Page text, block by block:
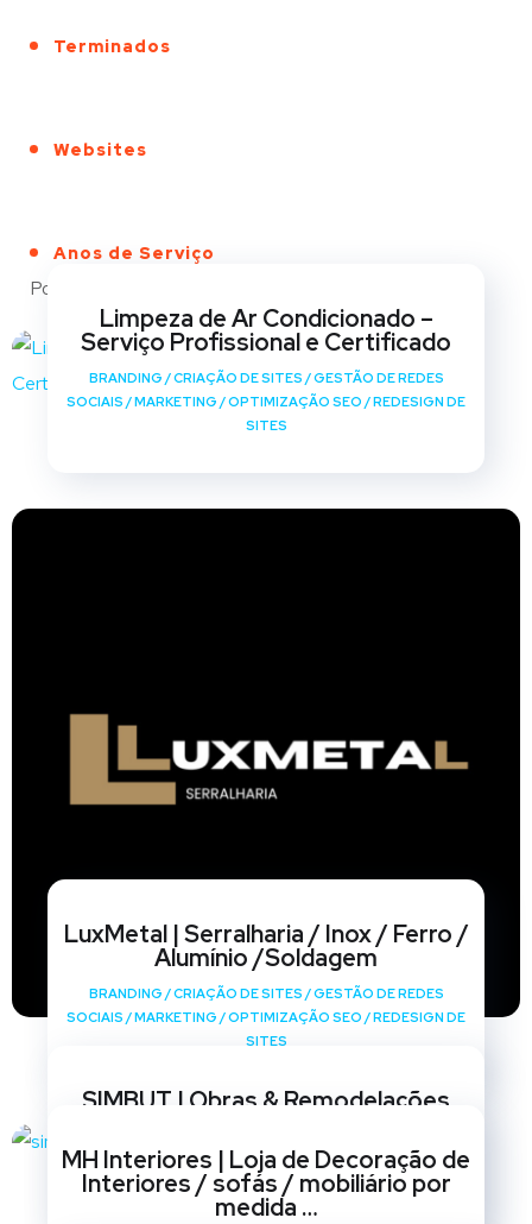
Terminados
Websites
Anos de Serviço
Portfólio
Limpeza de Ar Condicionado –
Serviço Profissional e Certificado
BRANDING /CRIAÇÃO DE SITES /GESTÃO DE REDES
SOCIAIS /MARKETING /OPTIMIZAÇÃO SEO /REDESIGN DE
SITES
LuxMetal | Serralharia / Inox / Ferro /
Alumínio /Soldagem
BRANDING /CRIAÇÃO DE SITES /GESTÃO DE REDES
SOCIAIS /MARKETING /OPTIMIZAÇÃO SEO /REDESIGN DE
SITES
SIMBUT | Obras & Remodelações
SOCIAIS /MARKETING OPTIMIZAÇÃO SEO/ REDESIGN DE
SITES
MH Interiores | Loja de Decoração de
Interiores / sofás / mobiliário por
medida …